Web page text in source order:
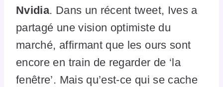
Nvidia. Dans un récent tweet, Ives a
partagé une vision optimiste du
marché, affirmant que les ours sont
encore en train de regarder de ‘la
fenêtre’. Mais qu’est-ce qui se cache